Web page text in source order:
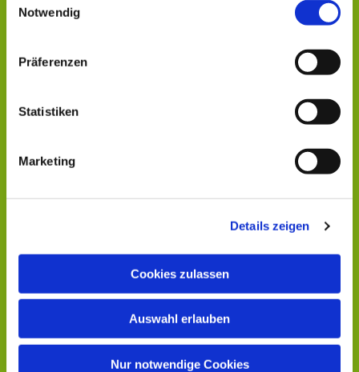
Notwendig
Präferenzen
Statistiken
Marketing
Details zeigen
Cookies zulassen
Auswahl erlauben
Nur notwendige Cookies